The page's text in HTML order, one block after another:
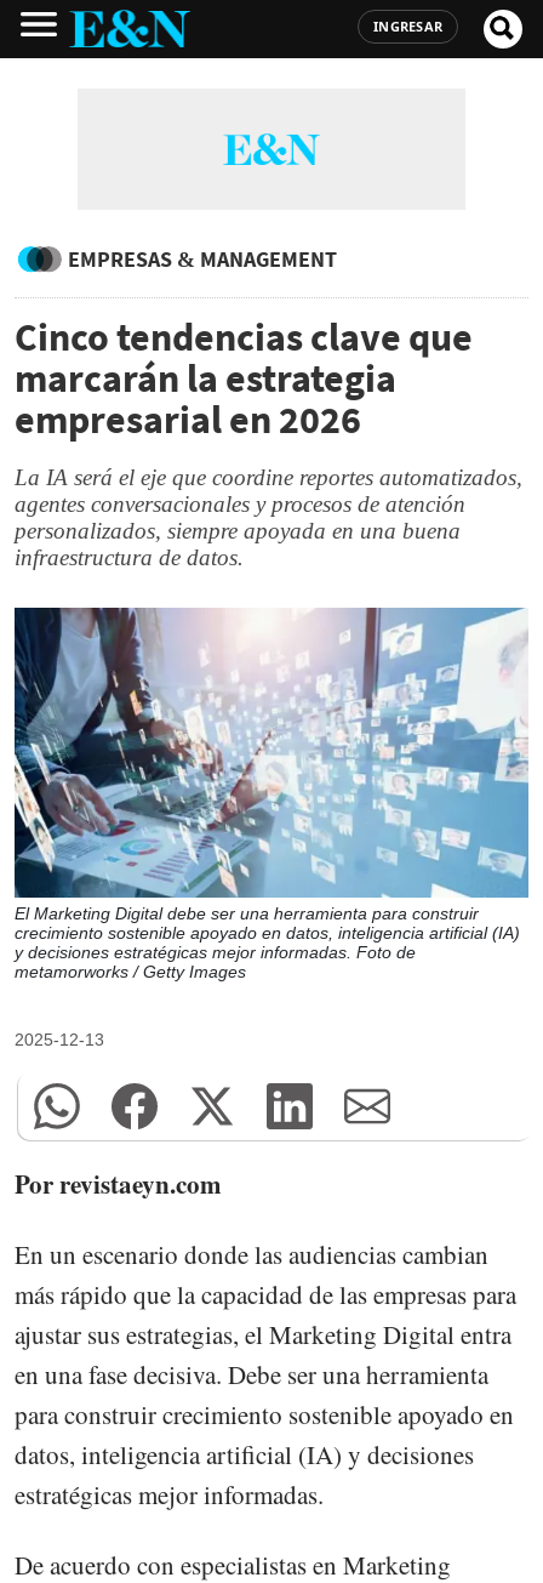
INGRESAR
EMPRESAS & MANAGEMENT
Cinco tendencias clave que
marcarán la estrategia
empresarial en 2026
La IA será el eje que coordine reportes automatizados,
agentes conversacionales y procesos de atención
personalizados, siempre apoyada en una buena
infraestructura de datos.
El Marketing Digital debe ser una herramienta para construir
crecimiento sostenible apoyado en datos, inteligencia artificial (IA)
y decisiones estratégicas mejor informadas. Foto de
metamorworks / Getty Images
2025-12-13
Por revistaeyn.com
En un escenario donde las audiencias cambian
más rápido que la capacidad de las empresas para
ajustar sus estrategias, el Marketing Digital entra
en una fase decisiva. Debe ser una herramienta
para construir crecimiento sostenible apoyado en
datos, inteligencia artificial (IA) y decisiones
estratégicas mejor informadas.
De acuerdo con especialistas en Marketing